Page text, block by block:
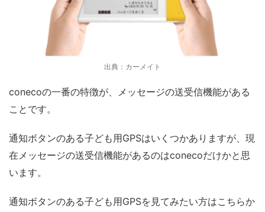
出典：カーメイト
conecoの一番の特徴が、 メッセージの送受信機能がある
こと です。
通知ボタンのある子ども用GPSはいくつかありますが、現
在メッセージの送受信機能があるのはconecoだけかと思
います。
通知ボタンのある子ども用GPSを見てみたい方はこちらか